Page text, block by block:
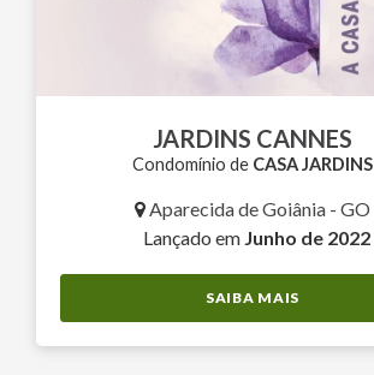
JARDINS CANNES
Condomínio de CASA JARDINS
Aparecida de Goiânia - GO
Lançado em Junho de 2022
SAIBA MAIS